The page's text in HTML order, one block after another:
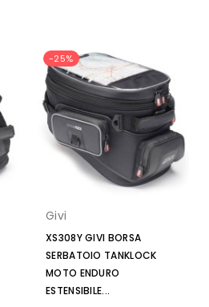
-25%
Givi
XS308Y GIVI BORSA
SERBATOIO TANKLOCK
MOTO ENDURO
ESTENSIBILE...